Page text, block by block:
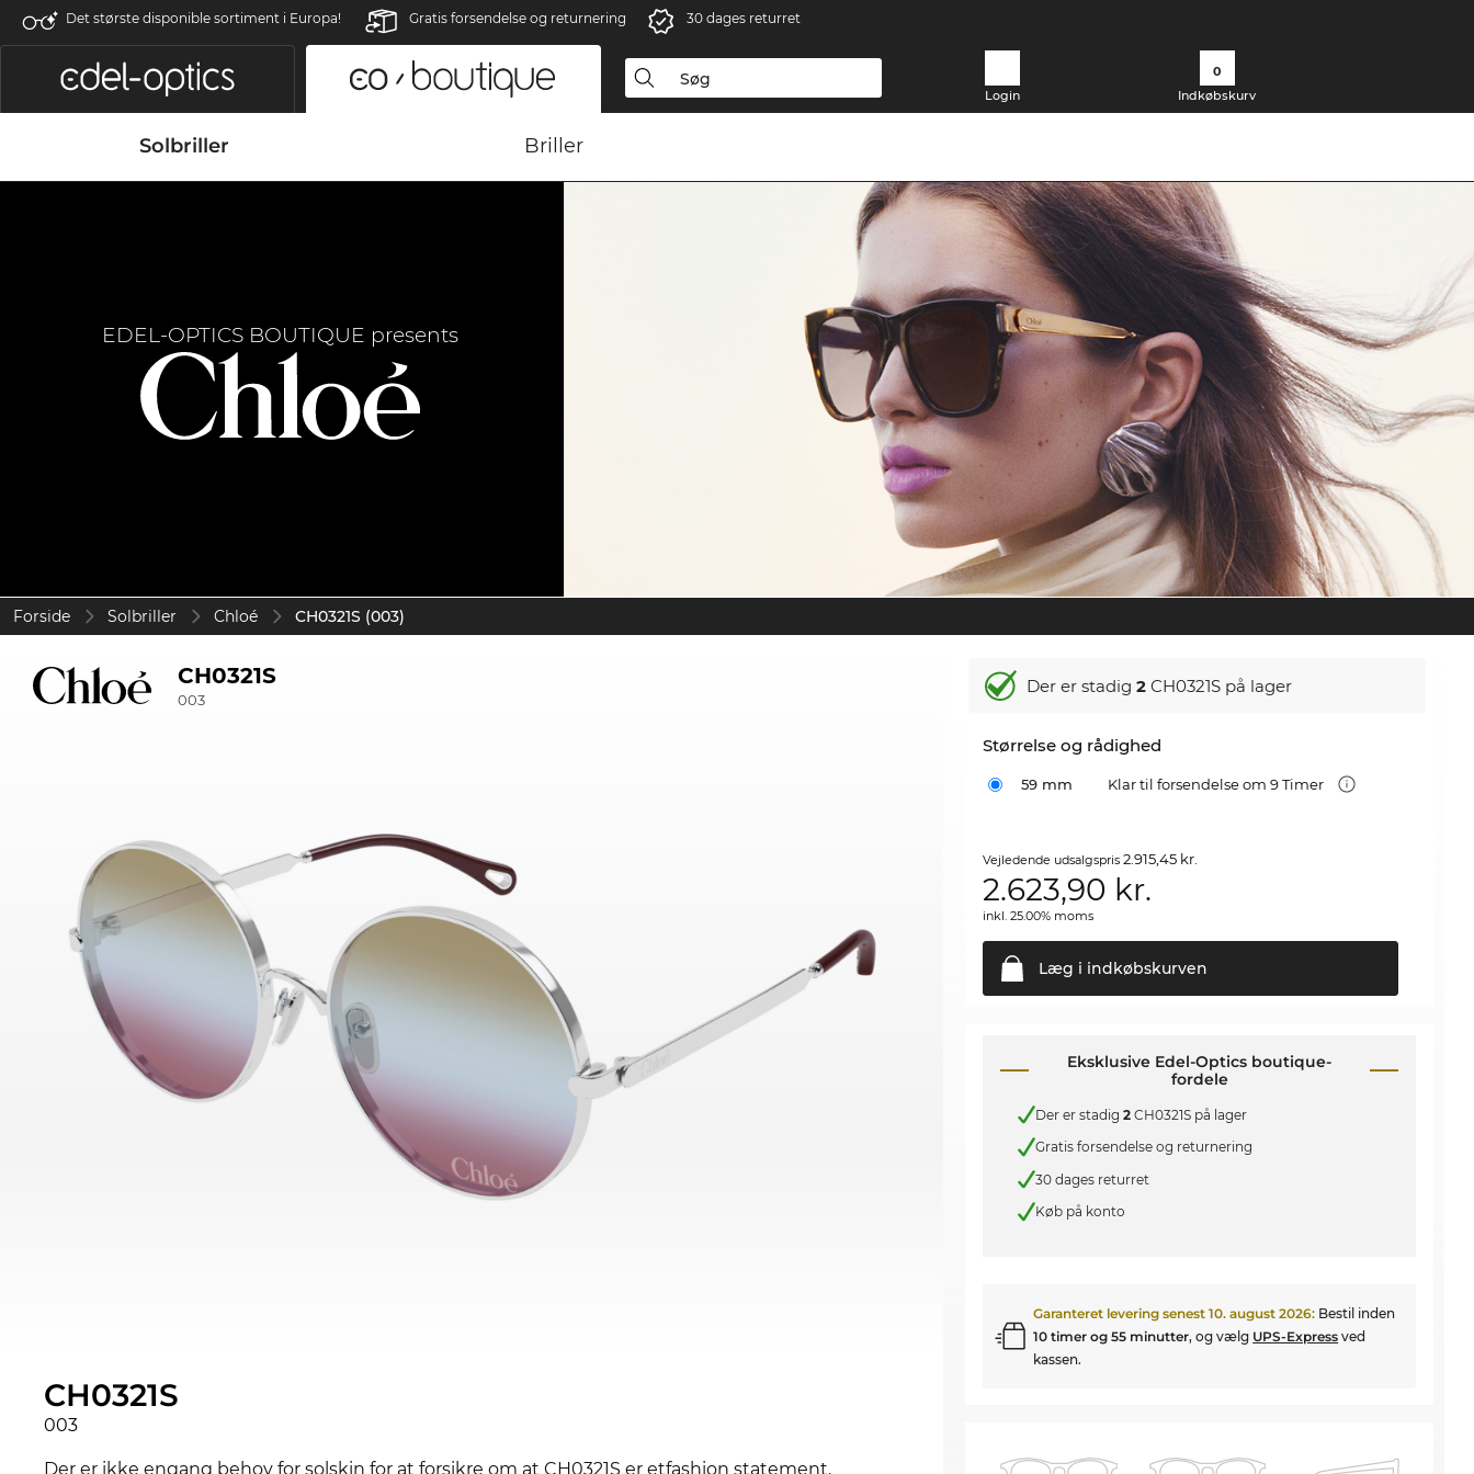
Det største disponible sortiment i Europa! Gratis forsendelse og returnering 30 dages returret
Login
0
Indkøbskurv
Solbriller Briller
EDEL-OPTICS BOUTIQUE presents
Forside Solbriller Chloé CH0321S (003)
CH0321S
003
CH0321S
003
Der er ikke engang behov for solskin for at forsikre om at CH0321S er etfashion statement.
Der er stadig2 CH0321S på lager
Størrelse og rådighed
59 mm Klar til forsendelse om 9 Timer
Vejledende udsalgspris2.915,45 kr.
2.623,90 kr.
inkl. 25.00% moms
Læg i indkøbskurven
Eksklusive Edel-Optics boutique-
fordele
Der er stadig2 CH0321S på lager
Gratis forsendelse og returnering
30 dages returret
Køb på konto
Garanteret levering senest10. august 2026: Bestil inden
10 timer og 55 minutter, og vælg UPS-Express ved
kassen.